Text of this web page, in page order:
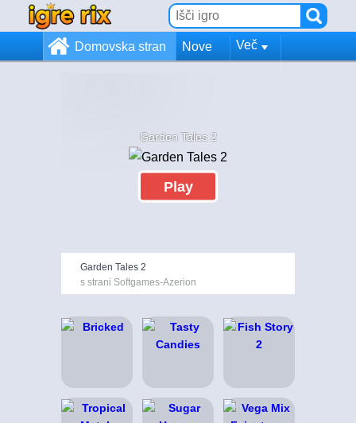
Domovska stran Nove Več
Garden Tales 2
Play
Garden Tales 2
s strani Softgames-Azerion